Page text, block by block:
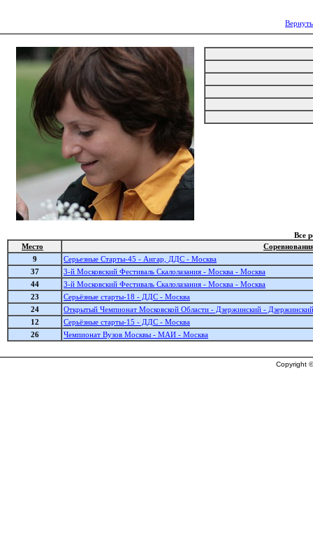
Все
Место
9
Серьезные Старты-45 - Ангар, ДДС - Москва
37
3-й Московский Фестиваль Cкалолазания - Москва - Москва
44
3-й Московский Фестиваль Cкалолазания - Москва - Москва
23
Серьёзные старты-18 - ДДС - Москва
24
Открытый Чемпионат Московской Области - Дзержинский - Дзержинский
12
Серьёзные старты-15 - ДДС - Москва
26
Чемпионат Вузов Москвы - МАИ - Москва
Copyright